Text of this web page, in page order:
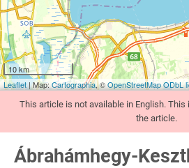
10 km
Leaflet | Map:Cartographia, ©OpenStreetMapODbL
This article is not available in English.
the article.
Ábrahámhegy-